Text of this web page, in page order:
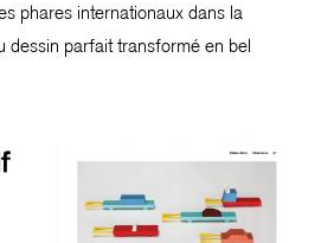
phares internationaux dans la
dessin parfait transformé en bel